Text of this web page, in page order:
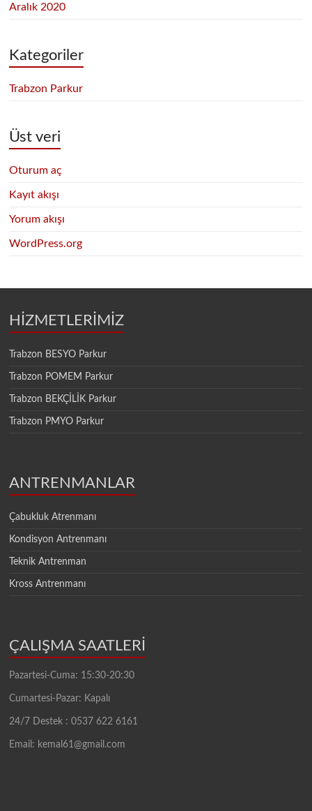
Aralık 2020
Kategoriler
Trabzon Parkur
Üst veri
Oturum aç
Kayıt akışı
Yorum akışı
WordPress.org
HİZMETLERİMİZ
Trabzon BESYO Parkur
Trabzon POMEM Parkur
Trabzon BEKÇİLİK Parkur
Trabzon PMYO Parkur
ANTRENMANLAR
Çabukluk Atrenmanı
Kondisyon Antrenmanı
Teknik Antrenman
Kross Antrenmanı
ÇALIŞMA SAATLERİ
Pazartesi-Cuma: 15:30-20:30
Cumartesi-Pazar: Kapalı
24/7 Destek : 0537 622 6161
Email: kemal61@gmail.com